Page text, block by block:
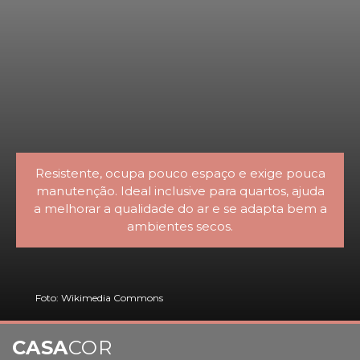
Resistente, ocupa pouco espaço e exige pouca
manutenção. Ideal inclusive para quartos, ajuda
a melhorar a qualidade do ar e se adapta bem a
ambientes secos.
Foto: Wikimedia Commons
CASACOR